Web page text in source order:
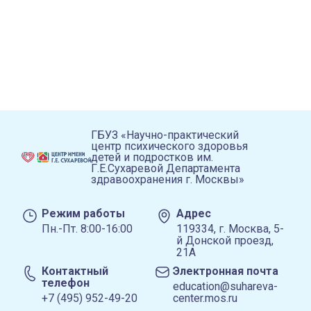
ГБУЗ «Научно-практический
центр психического здоровья
детей и подростков им.
Г.Е.Сухаревой Департамента
здравоохранения г. Москвы»
Режим работы
Пн.-Пт. 8:00-16:00
Адрес
119334, г. Москва, 5-
й Донской проезд,
21А
Контактный
телефон
+7 (495) 952-49-20
Электронная почта
education@suhareva-
center.mos.ru